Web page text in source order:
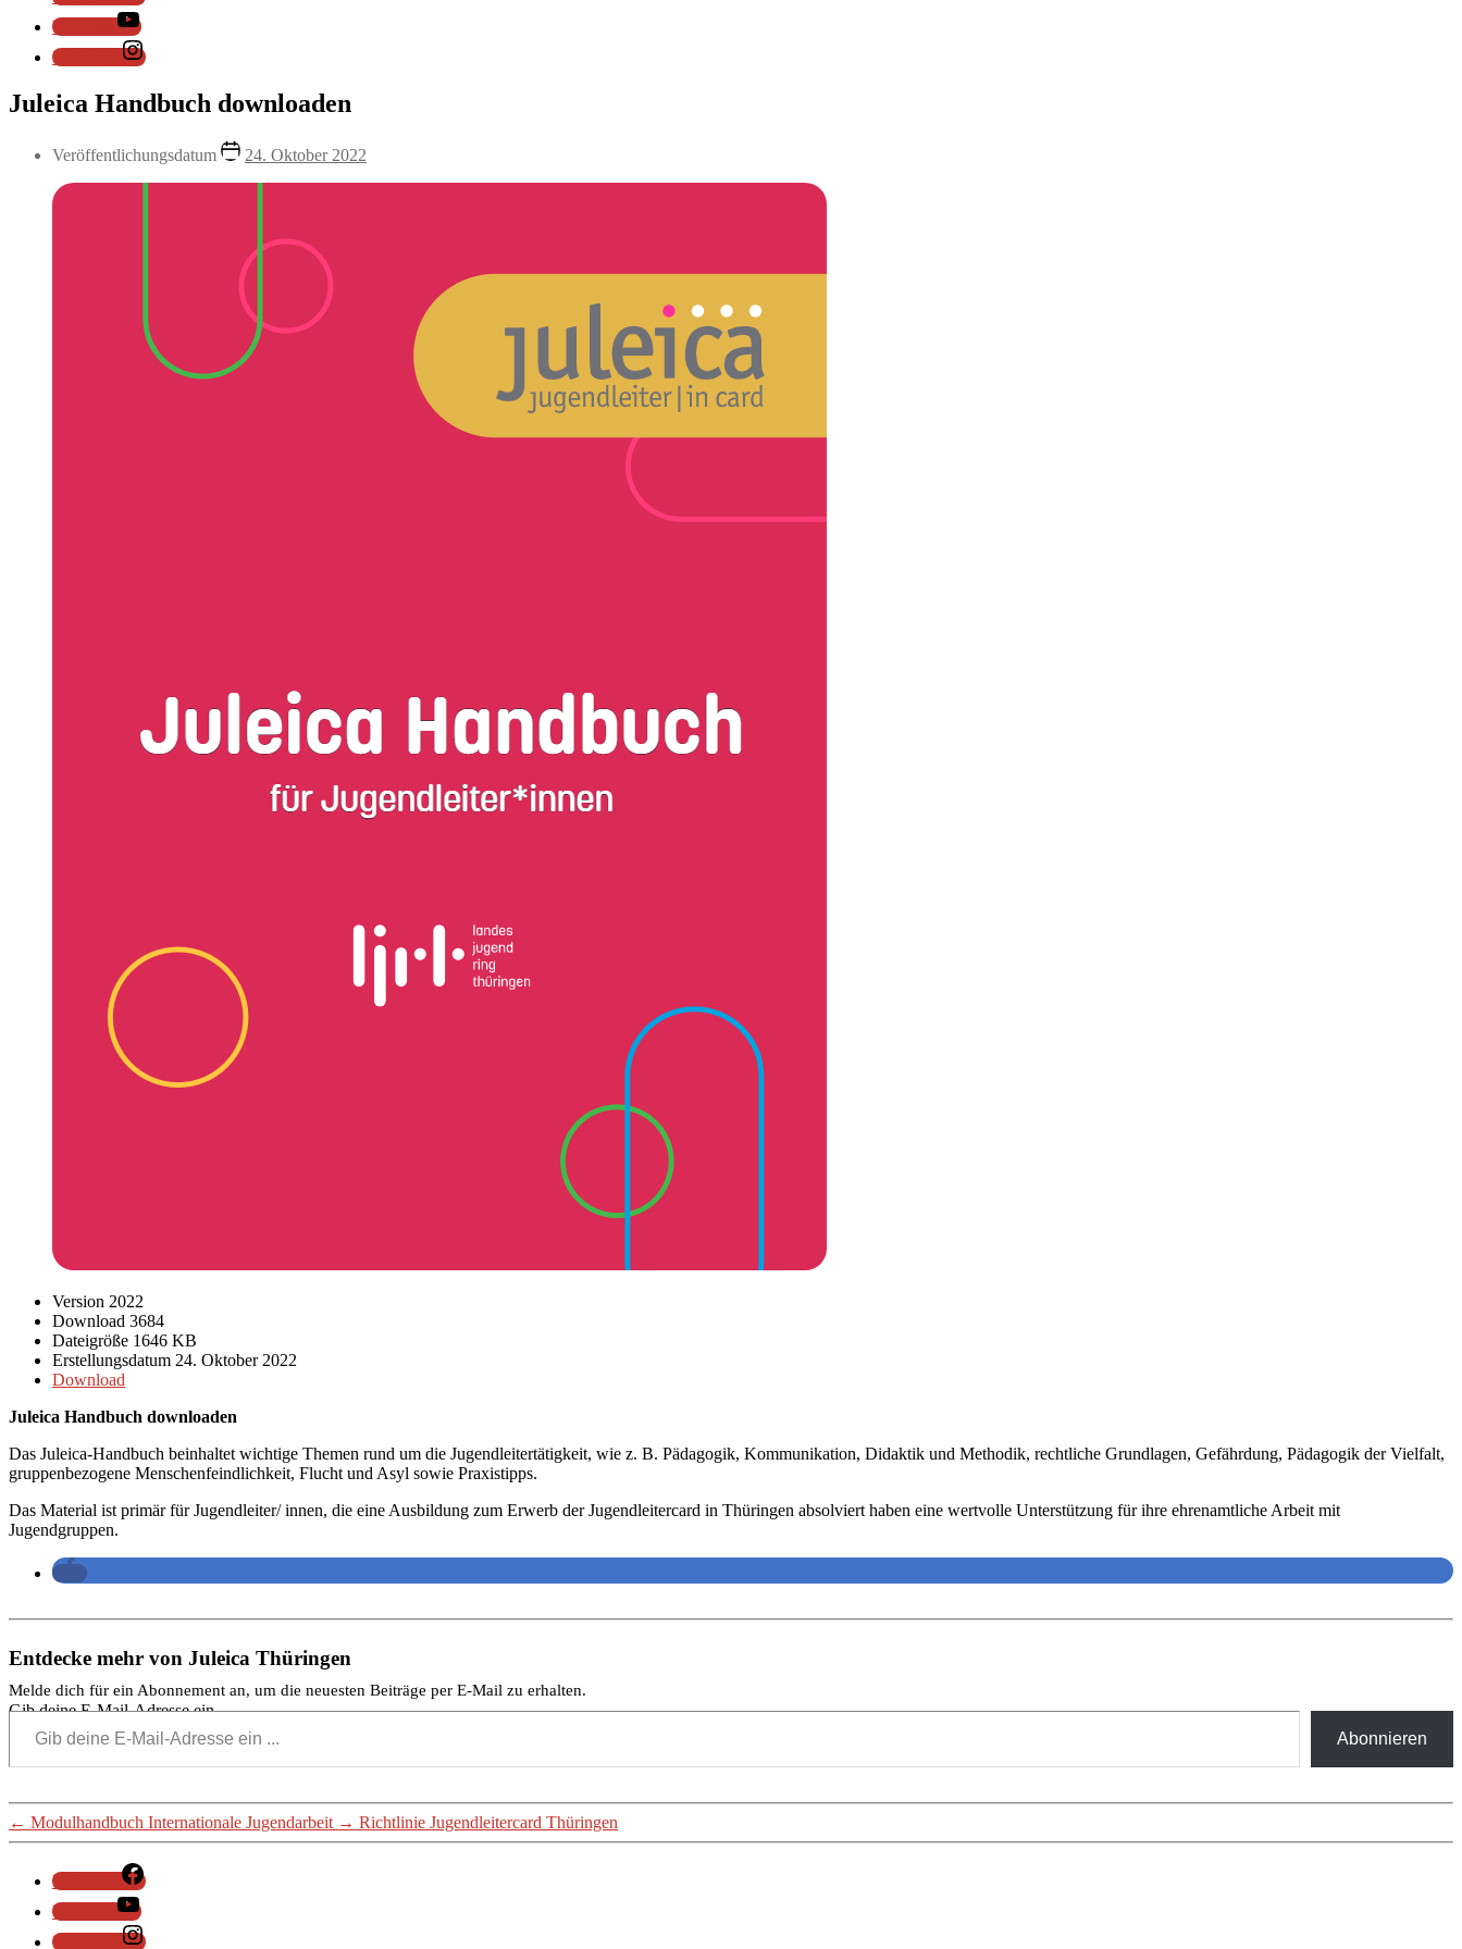
YouTube
Instagram
Juleica Handbuch downloaden
Veröffentlichungsdatum 24. Oktober 2022
Version 2022
Download 3684
Dateigröße 1646 KB
Erstellungsdatum 24. Oktober 2022
Download
Juleica Handbuch downloaden
Das Juleica-Handbuch beinhaltet wichtige Themen rund um die Jugendleitertätigkeit, wie z. B. Pädagogik, Kommunikation, Didaktik und Methodik, rechtliche Grundlagen, Gefährdung, Pädagogik der Vielfalt,
gruppenbezogene Menschenfeindlichkeit, Flucht und Asyl sowie Praxistipps.
Das Material ist primär für Jugendleiter/ innen, die eine Ausbildung zum Erwerb der Jugendleitercard in Thüringen absolviert haben eine wertvolle Unterstützung für ihre ehrenamtliche Arbeit mit
Jugendgruppen.
Entdecke mehr von Juleica Thüringen
Melde dich für ein Abonnement an, um die neuesten Beiträge per E-Mail zu erhalten.
Gib deine E-Mail-Adresse ein ...
Abonnieren
← Modulhandbuch Internationale Jugendarbeit → Richtlinie Jugendleitercard Thüringen
Facebook
YouTube
Instagram